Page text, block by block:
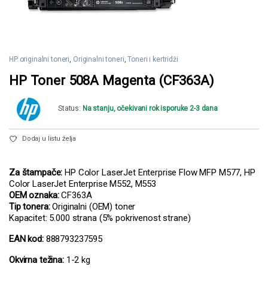
HP originalni toneri, Originalni toneri,Toneri i kertridži
HP Toner 508A Magenta (CF363A)
Status: Na stanju, očekivani rok isporuke 2-3 dana
Dodaj u listu želja
Za štampače: HP Color LaserJet Enterprise Flow MFP M577, HP
Color LaserJet Enterprise M552, M553
OEM oznaka:CF363A
Tip tonera:Originalni (OEM) toner
Kapacitet: 5.000 strana (5% pokrivenost strane)
EAN kod: 888793237595
Okvirna težina: 1-2 kg